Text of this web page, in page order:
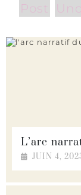
Post
L’arc
JUIN 4,